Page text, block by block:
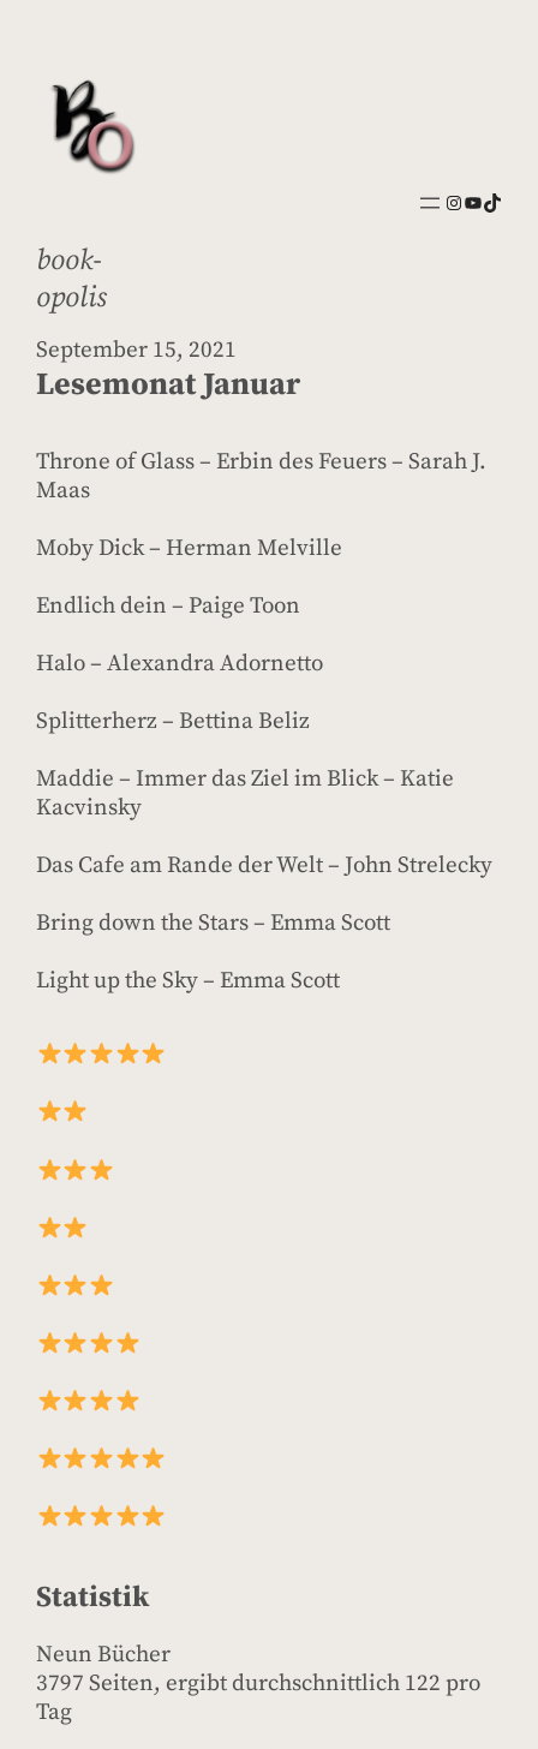
springen
book-
opolis
Instagram YouTube https://www.tiktok.com/@book_opolis
September 15, 2021
Lesemonat Januar
Throne of Glass – Erbin des Feuers – Sarah J.
Maas
Moby Dick – Herman Melville
Endlich dein – Paige Toon
Halo – Alexandra Adornetto
Splitterherz – Bettina Beliz
Maddie – Immer das Ziel im Blick – Katie
Kacvinsky
Das Cafe am Rande der Welt – John Strelecky
Bring down the Stars – Emma Scott
Light up the Sky – Emma Scott
Statistik
Neun Bücher
3797 Seiten, ergibt durchschnittlich 122 pro
Tag